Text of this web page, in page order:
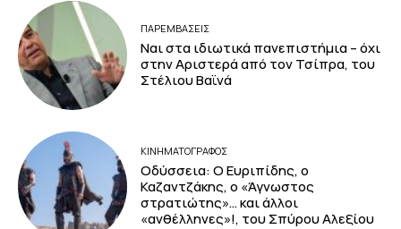
ΠΑΡΕΜΒΑΣΕΙΣ
Ναι στα ιδιωτικά πανεπιστήμια – όχι
στην Αριστερά από τον Τσίπρα, του
Στέλιου Βαϊνά
ΚΙΝΗΜΑΤΟΓΡΆΦΟΣ
Οδύσσεια: Ο Ευριπίδης, ο
Καζαντζάκης, ο «Άγνωστος
στρατιώτης»… και άλλοι
«ανθέλληνες»!, του Σπύρου Αλεξίου